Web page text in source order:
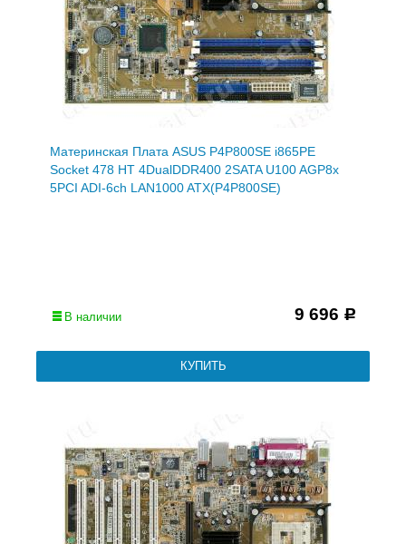
Материнская Плата ASUS P4P800SE i865PE
Socket 478 HT 4DualDDR400 2SATA U100 AGP8x
5PCI ADI-6ch LAN1000 ATX(P4P800SE)
В наличии 9 696 Р